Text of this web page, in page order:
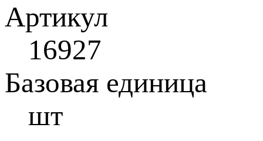
Артикул
16927
Базовая единица
шт